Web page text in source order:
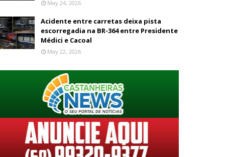
May 24, 2026
Acidente entre carretas deixa pista
escorregadia na BR-364 entre Presidente
Médici e Cacoal
May 22, 2026